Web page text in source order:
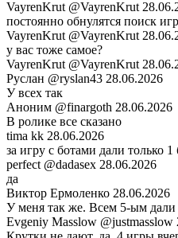
VayrenKrut @VayrenKrut
постоянно обнулятся поиск
VayrenKrut @VayrenKrut
у вас тоже самое?
VayrenKrut @VayrenKrut
Руслан @ryslan43 28.06.2026
У всех так
Аноним @finargoth 28.06.2026
В ролике все сказано
tima kk 28.06.2026
за игру с ботами дали только
perfect @dadasex 28.06.2026
да
Виктор Ермоленко 28.06.2026
У меня так же. Всем 5-ым дали
Evgeniy Masslow @justmasslow